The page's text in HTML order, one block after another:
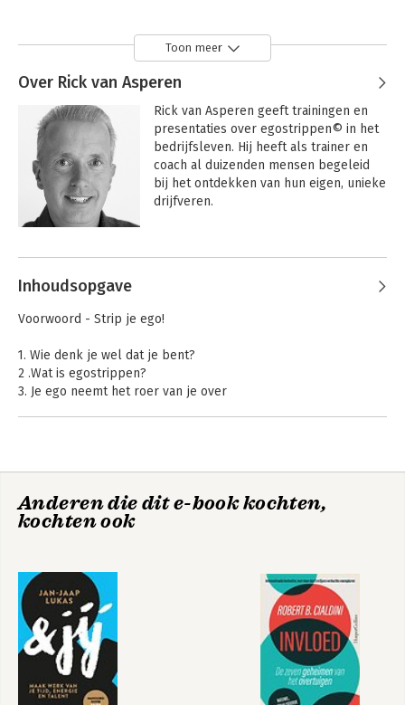
Toon meer
Over Rick van Asperen
Rick van Asperen geeft trainingen en
presentaties over egostrippen© in het
bedrijfsleven. Hij heeft als trainer en
coach al duizenden mensen begeleid
bij het ontdekken van hun eigen, unieke
drijfveren.
Andere boeken door Rick van
Asperen
De groeten met
moeten
Bekijk alle boeken
Inhoudsopgave
Voorwoord - Strip je ego!
1. Wie denk je wel dat je bent?
2 .Wat is egostrippen?
3. Je ego neemt het roer van je over
Nawoord - Terug bij je essentie
Anderen die dit e-book kochten,
kochten ook